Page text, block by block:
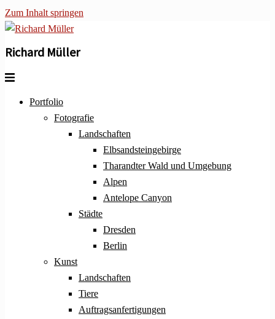
Zum Inhalt springen
Richard Müller
Portfolio
Fotografie
Landschaften
Elbsandsteingebirge
Tharandter Wald und Umgebung
Alpen
Antelope Canyon
Städte
Dresden
Berlin
Kunst
Landschaften
Tiere
Auftragsanfertigungen